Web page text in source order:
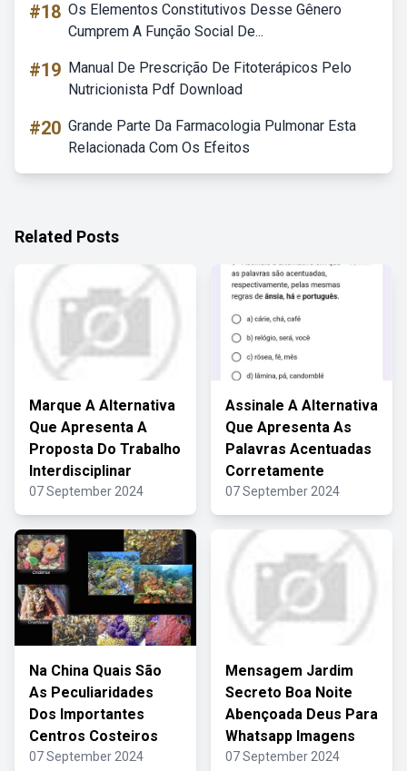
#18 Os Elementos Constitutivos Desse Gênero
Cumprem A Função Social De...
#19 Manual De Prescrição De Fitoterápicos Pelo
Nutricionista Pdf Download
#20 Grande Parte Da Farmacologia Pulmonar Esta
Relacionada Com Os Efeitos
Related Posts
Marque A Alternativa
Que Apresenta A
Proposta Do Trabalho
Interdisciplinar
07 September 2024
Assinale A Alternativa
Que Apresenta As
Palavras Acentuadas
Corretamente
07 September 2024
Na China Quais São
As Peculiaridades
Dos Importantes
Centros Costeiros
07 September 2024
Mensagem Jardim
Secreto Boa Noite
Abençoada Deus Para
Whatsapp Imagens
07 September 2024